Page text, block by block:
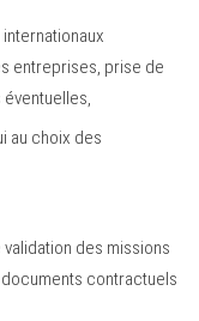
entreprises, prise de
au choix des
des missions
contractuels